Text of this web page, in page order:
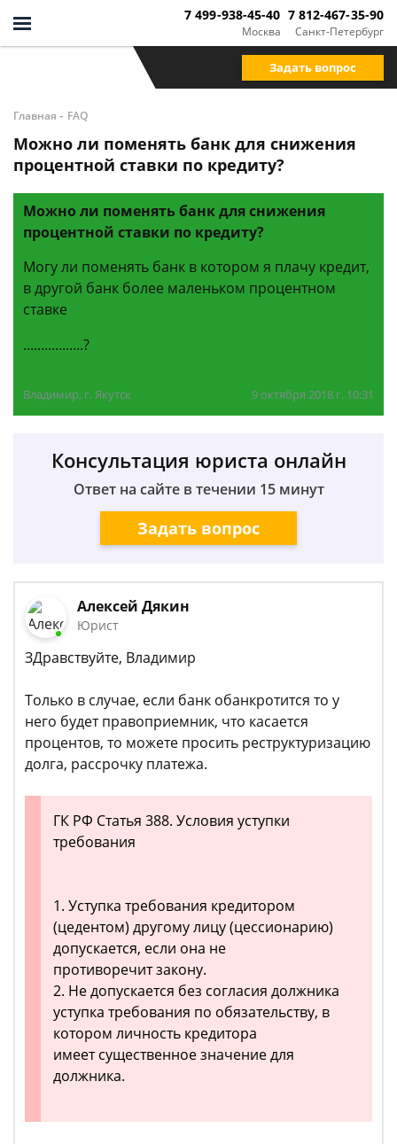
Москва
7 499-938-45-40
Санкт-Петербург
7 812-467-35-90
Задать вопрос
Главная - FAQ
Можно ли поменять банк для снижения
процентной ставки по кредиту?
Можно ли поменять банк для снижения
процентной ставки по кредиту?
Могу ли поменять банк в котором я плачу кредит,
в другой банк более маленьком процентном
ставке
.................?
Владимир, г. Якутск 9 октября 2018 г. 10:31
Консультация юриста онлайн
Ответ на сайте в течении 15 минут
Задать вопрос
Алексей Дякин
Юрист
ЗДравствуйте, Владимир
Только в случае, если банк обанкротится то у
него будет правоприемник, что касается
процентов, то можете просить реструктуризацию
долга, рассрочку платежа.
ГК РФ Статья 388. Условия уступки
требования
1. Уступка требования кредитором
(цедентом) другому лицу (цессионарию)
допускается, если она не
противоречит закону.
2. Не допускается без согласия должника
уступка требования по обязательству, в
котором личность кредитора
имеет существенное значение для
должника.